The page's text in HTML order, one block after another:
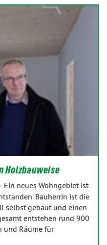
Holzbauweise
- Ein neues Wohngebiet ist
Bauherrin ist die
selbst gebaut und einen
entstehen rund 900
und Räume für